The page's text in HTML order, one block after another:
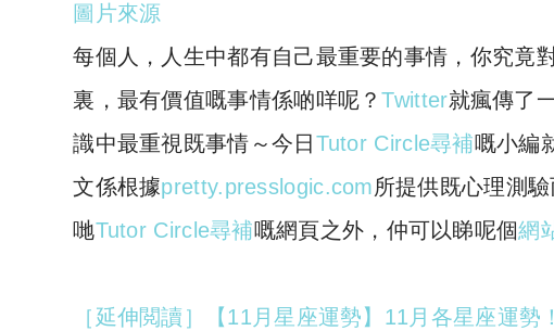
圖片來源
每個人，人生中都有自己最重要的事情，你究竟
裏，最有價值嘅事情係啲咩呢？Twitter就瘋傳了
識中最重視既事情～今日 Tutor Circle尋補嘅小編
文係根據pretty.presslogic.com所提供既心理測
哋Tutor Circle尋補嘅網頁之外，仲可以睇呢個網
［延伸閲讀］【11月星座運勢】11月各星座運勢